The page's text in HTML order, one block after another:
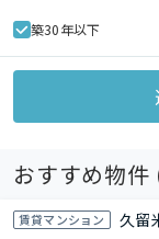
築30年以下
おすすめ物件
賃貸マンション 久留